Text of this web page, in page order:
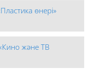
өнері»
және ТВ